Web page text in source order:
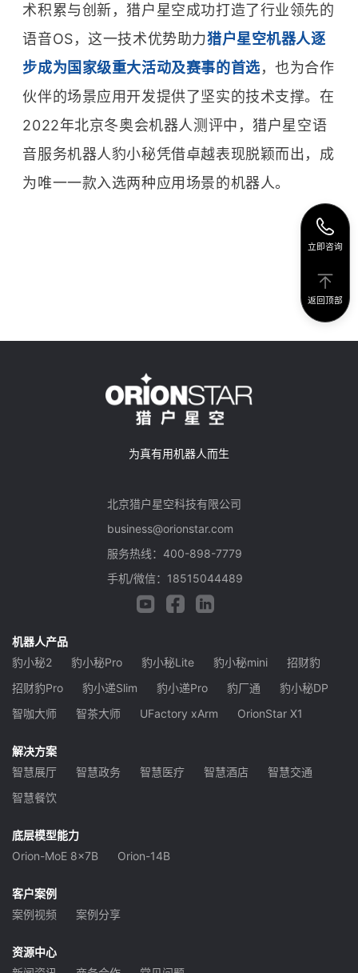
立即咨询
返回顶部
术积累与创新，猎户星空成功打造了行业领先的
语音OS，这一技术优势助力猎户星空机器人逐
步成为国家级重大活动及赛事的首选，也为合作
伙伴的场景应用开发提供了坚实的技术支撑。在
2022年北京冬奥会机器人测评中，猎户星空语
音服务机器人豹小秘凭借卓越表现脱颖而出，成
为唯一一款入选两种应用场景的机器人。
为真有用机器人而生
北京猎户星空科技有限公司
business@orionstar.com
服务热线：400-898-7779
手机/微信：18515044489
机器人产品
豹小秘2
豹小秘Pro 豹小秘Lite 豹小秘mini
招财豹
招财豹Pro
豹小递Slim 豹小递Pro 豹厂通
豹小秘DP
智咖大师
智茶大师 UFactory xArm OrionStar X1
解决方案
智慧展厅
智慧政务 智慧医疗 智慧酒店
智慧交通
智慧餐饮
底层模型能力
Orion-MoE 8x7B
Orion-14B
客户案例
案例视频
案例分享
资源中心